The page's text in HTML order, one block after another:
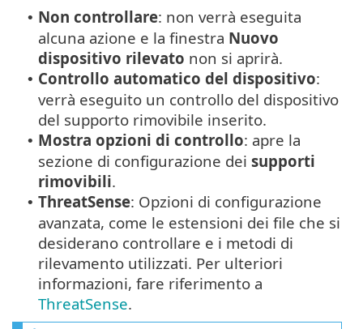
• Non controllare: non verrà eseguita
alcuna azione e la finestra Nuovo
dispositivo rilevato non si aprirà.
• Controllo automatico del dispositivo:
verrà eseguito un controllo del dispositivo
del supporto rimovibile inserito.
• Mostra opzioni di controllo: apre la
sezione di configurazione dei supporti
rimovibili.
• ThreatSense: Opzioni di configurazione
avanzata, come le estensioni dei file che si
desiderano controllare e i metodi di
rilevamento utilizzati. Per ulteriori
informazioni, fare riferimento a
ThreatSense.